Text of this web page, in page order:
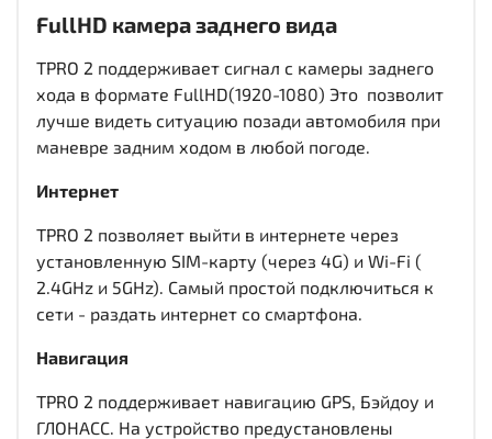
FullHD камера заднего вида
TPRO 2 поддерживает сигнал с камеры заднего
хода в формате FullHD(1920-1080) Это позволит
лучше видеть ситуацию позади автомобиля при
маневре задним ходом в любой погоде.
Интернет
TPRO 2 позволяет выйти в интернете через
установленную SIM-карту (через 4G) и Wi-Fi (
2.4GHz и 5GHz). Самый простой подключиться к
сети - раздать интернет со смартфона.
Навигация
TPRO 2 поддерживает навигацию GPS, Бэйдоу и
ГЛОНАСС. На устройство предустановлены